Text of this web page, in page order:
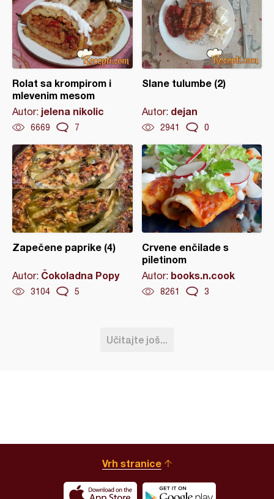
Rolat sa krompirom i
mlevenim mesom
Autor: jelena nikolic
6669 7
Slane tulumbe (2)
Autor: dejan
2941 0
Zapečene paprike (4)
Autor: Čokoladna Popy
3104 5
Crvene enčilade s
piletinom
Autor: books.n.cook
8261 3
Učitajte još...
Vrh stranice